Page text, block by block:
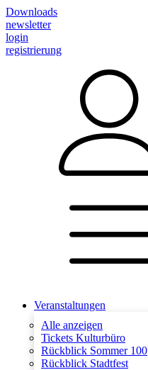
Downloads
newsletter
login
registrierung
Veranstaltungen
Alle anzeigen
Tickets Kulturbüro
Rückblick Sommer 100
Rückblick Stadtfest